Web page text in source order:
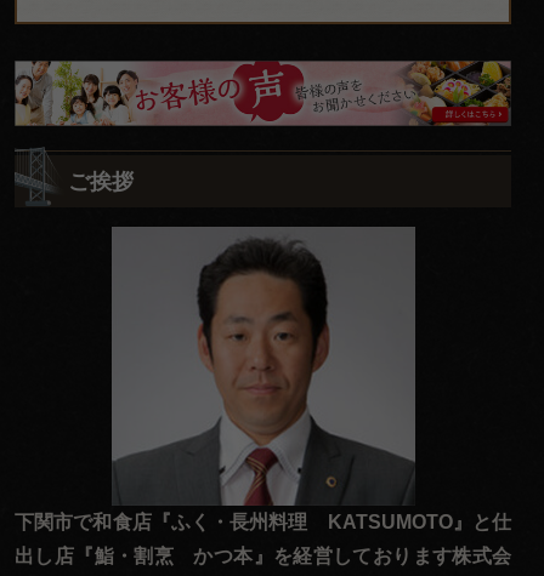
皆
様
の
ご
だ
さ
ご挨拶
下関市で和食店『ふく・長州料理 KATSUMOTO』と仕
出し店『鮨・割烹 かつ本』を経営しております株式会